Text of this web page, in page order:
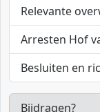
Relevante
Arresten Hof
Besluiten en
Bijdragen?